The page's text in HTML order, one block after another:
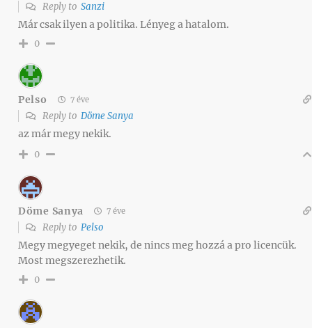
Reply to Sanzi
Már csak ilyen a politika. Lényeg a hatalom.
0
Pelso 7 éve
Reply to Döme Sanya
az már megy nekik.
0
Döme Sanya 7 éve
Reply to Pelso
Megy megyeget nekik, de nincs meg hozzá a pro licencük.
Most megszerezhetik.
0